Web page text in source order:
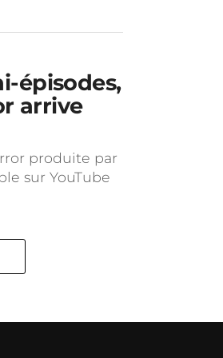
épisodes,
arrive
produite par
sur YouTube